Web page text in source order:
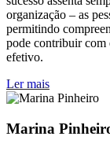
organização – as
permitindo
pode contribuir com
efetivo.
Ler mais
Marina